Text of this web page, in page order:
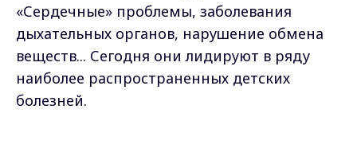
«Сердечные» проблемы, заболевания
дыхательных органов, нарушение обмена
веществ... Сегодня они лидируют в ряду
наиболее распространенных детских
болезней.